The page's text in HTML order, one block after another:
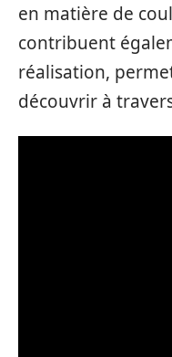
en matière de
contribuent
réalisation,
découvrir à